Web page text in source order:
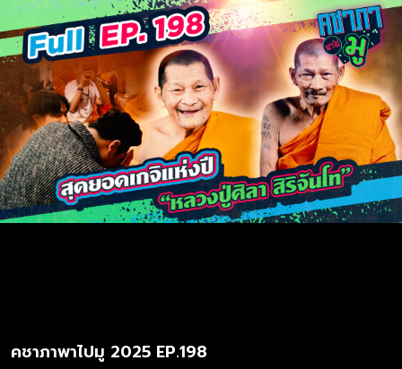
คชาภาพาไปมู 2025 EP.198